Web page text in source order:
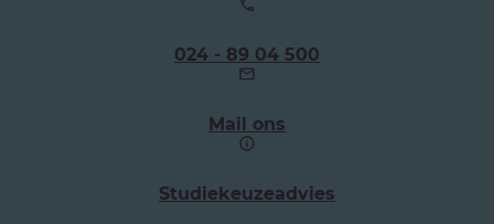
Ons
telefoonnummer:
024 - 89 04 500
Mail ons
Studiekeuzeadvies